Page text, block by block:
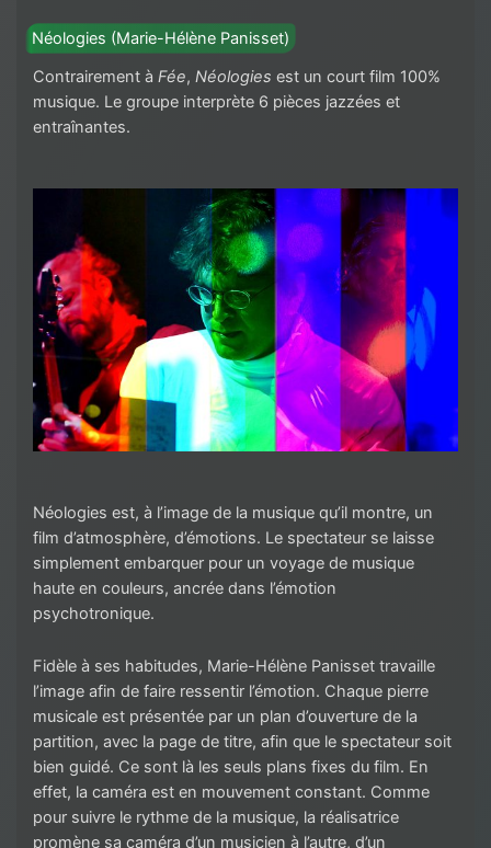
Néologies (Marie-Hélène Panisset)
Contrairement à Fée, Néologies est un court film 100%
musique. Le groupe interprète 6 pièces jazzées et
entraînantes.
Néologies est, à l’image de la musique qu’il montre, un
film d’atmosphère, d’émotions. Le spectateur se laisse
simplement embarquer pour un voyage de musique
haute en couleurs, ancrée dans l’émotion
psychotronique.
Fidèle à ses habitudes, Marie-Hélène Panisset travaille
l’image afin de faire ressentir l’émotion. Chaque pierre
musicale est présentée par un plan d’ouverture de la
partition, avec la page de titre, afin que le spectateur soit
bien guidé. Ce sont là les seuls plans fixes du film. En
effet, la caméra est en mouvement constant. Comme
pour suivre le rythme de la musique, la réalisatrice
promène sa caméra d’un musicien à l’autre, d’un